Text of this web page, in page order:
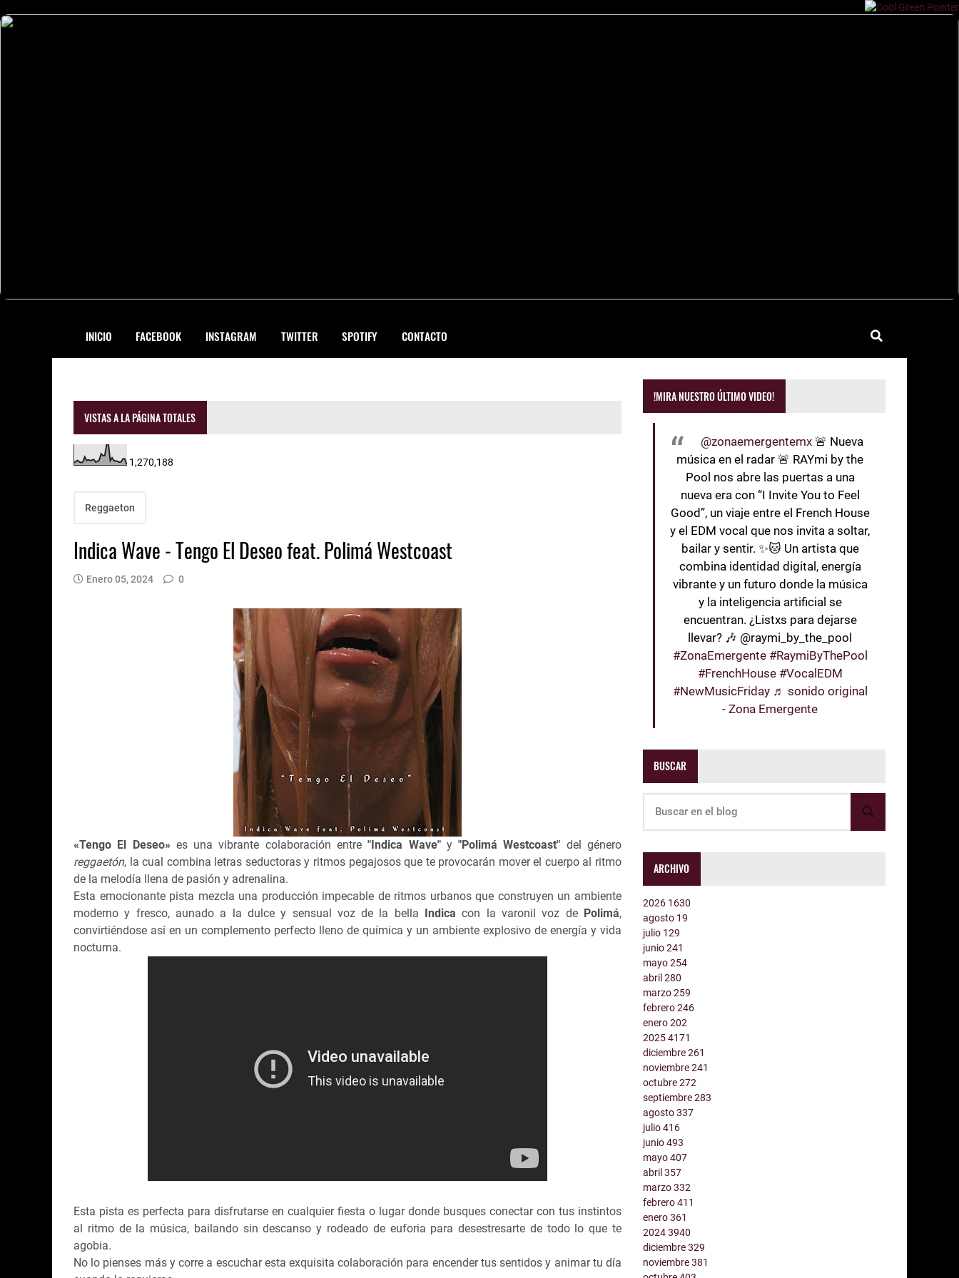
INICIO FACEBOOK INSTAGRAM TWITTER SPOTIFY CONTACTO
VISTAS A LA PÁGINA TOTALES
1,270,188
Reggaeton
Indica Wave - Tengo El Deseo feat. Polimá Westcoast
Enero 05, 2024 0
«Tengo El Deseo» es una vibrante colaboración entre"Indica Wave"y"Polimá Westcoast" del género
reggaetón, la cual combina letras seductoras y ritmos pegajosos que te provocarán mover el cuerpo al ritmo
de la melodía llena de pasión y adrenalina.
Esta emocionante pista mezcla una producción impecable de ritmos urbanos que construyen un ambiente
moderno y fresco, aunado a la dulce y sensual voz de la bella Indica con la varonil voz de Polimá,
convirtiéndose así en un complemento perfecto lleno de química y un ambiente explosivo de energía y vida
nocturna.
Esta pista es perfecta para disfrutarse en cualquier fiesta o lugar donde busques conectar con tus instintos
al ritmo de la música, bailando sin descanso y rodeado de euforia para desestresarte de todo lo que te
agobia.
No lo pienses más y corre a escuchar esta exquisita colaboración para encender tus sentidos y animar tu día
!MIRA NUESTRO ÚLTIMO VIDEO!
@zonaemergentemx 🚨 Nueva
música en el radar 🚨 RAYmi by the
Pool nos abre las puertas a una
nueva era con “I Invite You to Feel
Good”, un viaje entre el French House
y el EDM vocal que nos invita a soltar,
bailar y sentir. ✨🐱 Un artista que
combina identidad digital, energía
vibrante y un futuro donde la música
y la inteligencia artificial se
encuentran. ¿Listxs para dejarse
llevar? 🎶 @raymi_by_the_pool
#ZonaEmergente #RaymiByThePool
#FrenchHouse #VocalEDM
#NewMusicFriday ♬ sonido original
- Zona Emergente
BUSCAR
ARCHIVO
2026 1630
agosto 19
julio 129
junio241
mayo254
abril280
marzo259
febrero246
enero202
20254171
diciembre261
noviembre241
octubre272
septiembre283
agosto337
julio416
junio493
mayo407
abril357
marzo332
febrero411
enero361
20243940
diciembre329
noviembre381